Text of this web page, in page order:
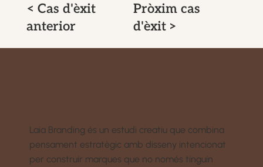
< Cas d'èxit
anterior
Pròxim cas
d'èxit >
Laia Branding és un estudi creatiu que combina
pensament estratègic amb disseny intencionat
per construir marques que no només tinguin